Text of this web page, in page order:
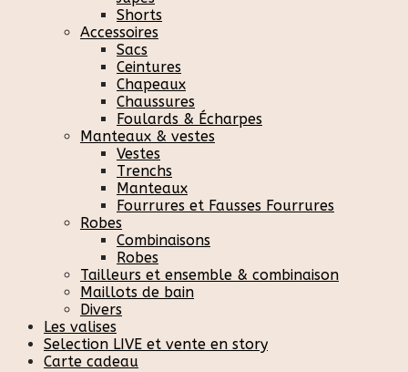
Shorts
Accessoires
Sacs
Ceintures
Chapeaux
Chaussures
Foulards & Écharpes
Manteaux & vestes
Vestes
Trenchs
Manteaux
Fourrures et Fausses Fourrures
Robes
Combinaisons
Robes
Tailleurs et ensemble & combinaison
Maillots de bain
Divers
Les valises
Selection LIVE et vente en story
Carte cadeau